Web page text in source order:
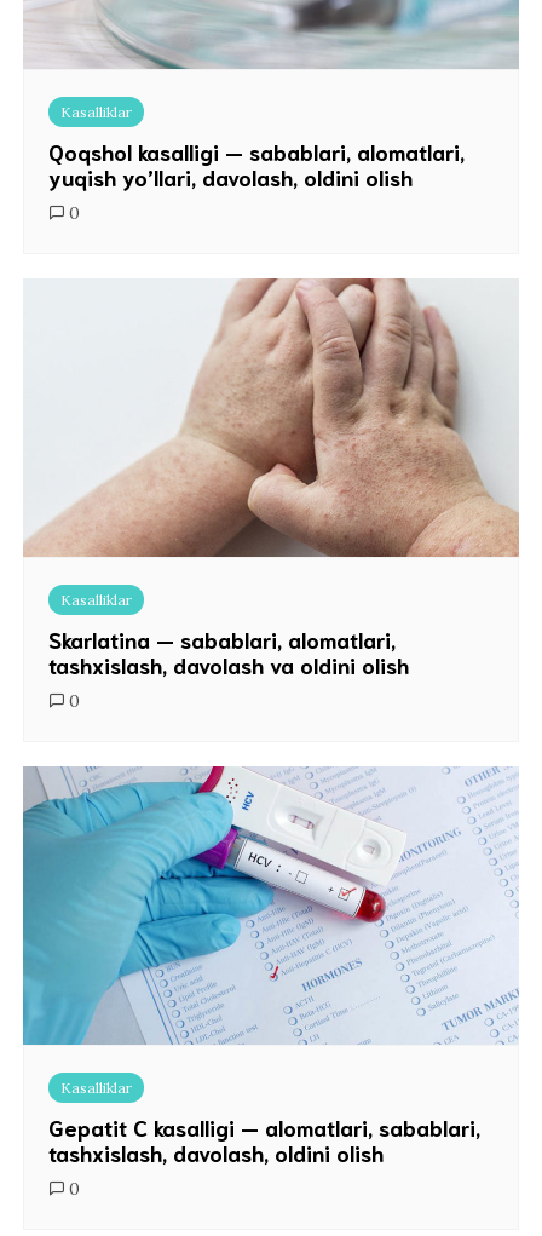
Kasalliklar
Qoqshol kasalligi — sabablari, alomatlari,
yuqish yo’llari, davolash, oldini olish
0
Kasalliklar
Skarlatina — sabablari, alomatlari,
tashxislash, davolash va oldini olish
0
Kasalliklar
Gepatit C kasalligi — alomatlari, sabablari,
tashxislash, davolash, oldini olish
0